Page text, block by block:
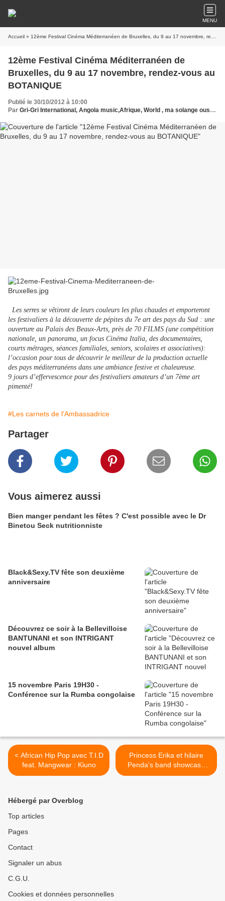
MENU
Accueil » 12ème Festival Cinéma Méditerranéen de Bruxelles, du 9 au 17 novembre, rendez-vous au BOTANIQUE
12ème Festival Cinéma Méditerranéen de
Bruxelles, du 9 au 17 novembre, rendez-vous au
BOTANIQUE
Publié le 30/10/2012 à 10:00
Par Gri-Gri International, Angola music,Afrique, World , ma solange oussou, Beaux-Arts, Bruxelles,
Les serres se vêtiront de leurs couleurs les plus chaudes et emporteront
les festivaliers à la découverte de pépites du 7e art des pays du Sud : une
ouverture au Palais des Beaux-Arts, près de 70 FILMS (une compétition
nationale, un panorama, un focus Cinéma Italia, des documentaires,
courts métrages, séances familiales, seniors, scolaires et associatives):
l’occasion pour tous de découvrir le meilleur de la production actuelle
des pays méditerranéens dans une ambiance festive et chaleureuse.
9 jours d’effervescence pour des festivaliers amateurs d’un 7ème art
pimenté!
#Les carnets de l'Ambassadrice
Partager
Vous aimerez aussi
Bien manger pendant les fêtes ? C'est possible avec le Dr
Binetou Seck nutritionniste
Black&Sexy.TV fête son deuxième
anniversaire
Découvrez ce soir à la Bellevilloise
BANTUNANI et son INTRIGANT
nouvel album
15 novembre Paris 19H30 -
Conférence sur la Rumba congolaise
< African Hip Pop avec T.I.D
feat. Mangwear : Kiuno
Princess Erika et hilaire
Penda's band showcase
Paris 2012 >
Hébergé par Overblog
Top articles
Pages
Contact
Signaler un abus
C.G.U.
Cookies et données personnelles